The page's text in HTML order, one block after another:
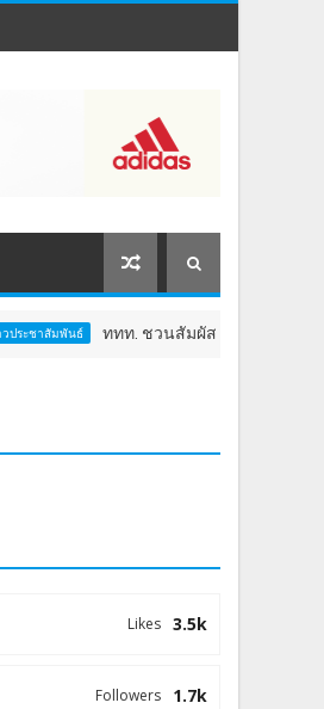
ททท. ชวนสัมผัสพลังแห่งศรัทธา ร่วมงาน "
3.5k
Likes
1.7k
Followers